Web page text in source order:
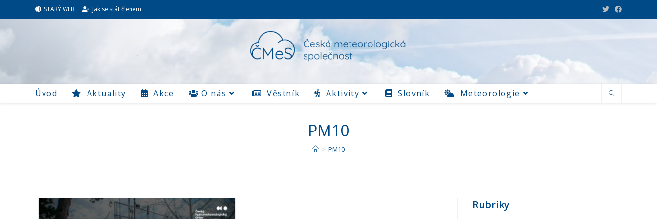
STARÝ WEB Jak se stát členem
Úvod Aktuality Akce O nás Věstník Aktivity Slovník Meteorologie
PM10
> PM10
Rubriky